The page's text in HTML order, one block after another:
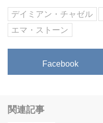
デイミアン・チャゼル
エマ・ストーン
Facebook
関連記事